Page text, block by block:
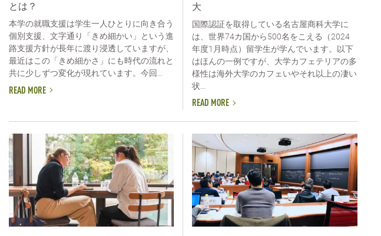
とは？
本学の就職支援は学生一人ひとりに向き合う
個別支援、文字通り「きめ細かい」という進
路支援方針が長年に渡り浸透していますが、
最近はこの「きめ細かさ」にも時代の流れと
共に少しずつ変化が現れています。今回...
READ MORE
大
国際認証を取得している名古屋商科大学に
は、世界74カ国から500名をこえる（2024
年度1月時点）留学生が学んでいます。以下
はほんの一例ですが、大学カフェテリアの多
様性は海外大学のカフェいやそれ以上の凄い
状...
READ MORE